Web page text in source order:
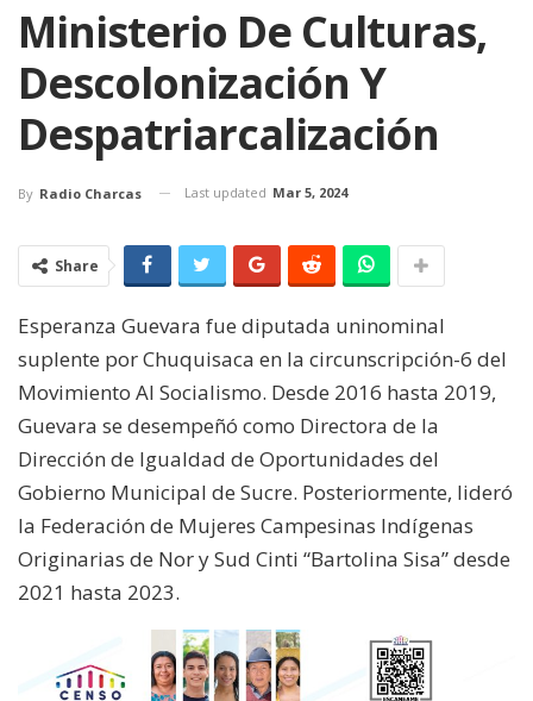
Ministerio De Culturas,
Descolonización Y
Despatriarcalización
By Radio Charcas Last updated Mar 5, 2024
Share
Esperanza Guevara fue diputada uninominal
suplente por Chuquisaca en la circunscripción-6 del
Movimiento Al Socialismo. Desde 2016 hasta 2019,
Guevara se desempeñó como Directora de la
Dirección de Igualdad de Oportunidades del
Gobierno Municipal de Sucre. Posteriormente, lideró
la Federación de Mujeres Campesinas Indígenas
Originarias de Nor y Sud Cinti “Bartolina Sisa” desde
2021 hasta 2023.